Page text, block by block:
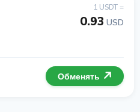
1 USDT =
0.93 USD
Обменять